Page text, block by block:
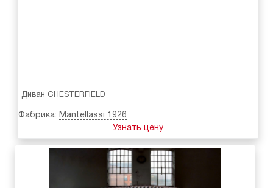
Диван CHESTERFIELD
Фабрика: Mantellassi 1926
Узнать цену